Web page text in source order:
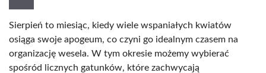
Sierpień to miesiąc, kiedy wiele wspaniałych kwiatów
osiąga swoje apogeum, co czyni go idealnym czasem na
organizację wesela. W tym okresie możemy wybierać
spośród licznych gatunków, które zachwycają